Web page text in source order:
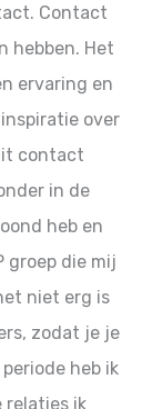
Contact
hebben. Het
ervaring en
over
contact
in de
heb en
groep die mij
niet erg is
zodat je je
heb ik
relaties ik